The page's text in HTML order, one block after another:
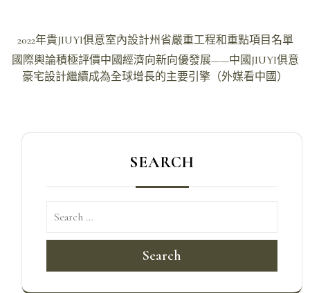
文
章
導
2022年貴JIUYI俱意室內設計州省嚴重工程和重點項目名單
國際輿論積極評價中國經濟向新向優發展——中國JIUYI俱意
豪宅設計繼續成為全球增長的主要引擎（外媒看中國）
SEARCH
Search